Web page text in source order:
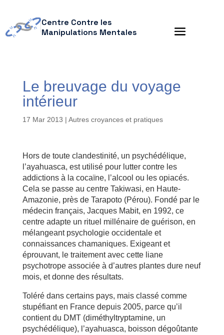
Centre Contre les
Manipulations Mentales
Le breuvage du voyage
intérieur
17 Mar 2013 | Autres croyances et pratiques
Hors de toute clandestinité, un psychédélique,
l’ayahuasca, est utilisé pour lutter contre les
addictions à la cocaïne, l’alcool ou les opiacés.
Cela se passe au centre Takiwasi, en Haute-
Amazonie, près de Tarapoto (Pérou). Fondé par le
médecin français, Jacques Mabit, en 1992, ce
centre adapte un rituel millénaire de guérison, en
mélangeant psychologie occidentale et
connaissances chamaniques. Exigeant et
éprouvant, le traitement avec cette liane
psychotrope associée à d’autres plantes dure neuf
mois, et donne des résultats.
Toléré dans certains pays, mais classé comme
stupéfiant en France depuis 2005, parce qu’il
contient du DMT (diméthyltryptamine, un
psychédélique), l’ayahuasca, boisson dégoûtante